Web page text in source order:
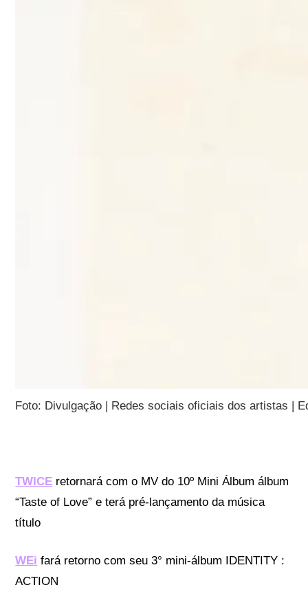
Foto: Divulgação | Redes sociais oficiais dos artistas |
TWICE retornará com o MV do 10º Mini Álbum álbum
“Taste of Love” e terá pré-lançamento da música
título
WEi fará retorno com seu 3° mini-álbum IDENTITY :
ACTION